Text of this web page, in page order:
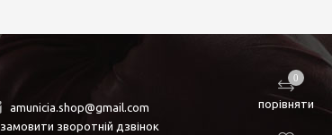
amunicia.shop@gmail.com
замовити зворотній дзвінок
0
порівняти